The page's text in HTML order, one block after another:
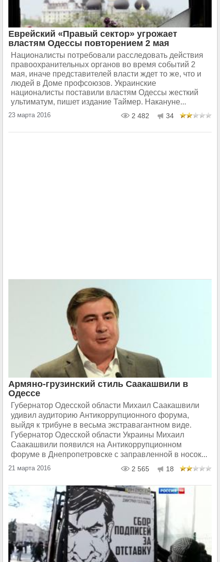
Еврейский «Правый сектор» угрожает
властям Одессы повторением 2 мая
Националисты потребовали расследовать действия
правоохранительных органов во время событий 2
мая, иначе представителей власти ждет то же, что и
людей в Доме профсоюзов. Украинские
националисты поставили властям Одессы жесткий
ультиматум, пишет издание Таймер. Накануне...
23 марта 2016 2 482 34
Армяно-грузинский стиль Саакашвили в
Одессе
Губернатор Одесской области Михаил Саакашвили
удивил аудиторию Антикоррупционного форума,
выйдя к трибуне в весьма экстравагантном виде.
Губернатор Одесской области Украины Михаил
Саакашвили появился на Антикоррупционном
форуме в Днепропетровске с заправленной в носок...
21 марта 2016 2 565 18